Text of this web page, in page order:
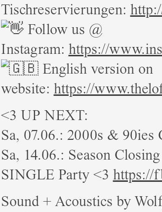
Tischreservierungen:
Follow us @
Instagram: https://
English version on
website: https://
<3 UP NEXT:
Sa, 07.06.: 2000s & 90ies
Sa, 14.06.: Season
SINGLE Party <3 https://
Sound + Acoustics by